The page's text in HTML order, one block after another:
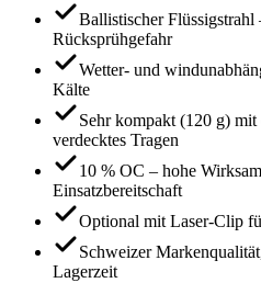
Ballistischer
Rücksprühgefahr
Wetter- und
Kälte
Sehr kompakt (120 g)
verdecktes Tragen
10 % OC – hohe
Einsatzbereitschaft
Optional mit Laser-Clip
Schweizer
Lagerzeit